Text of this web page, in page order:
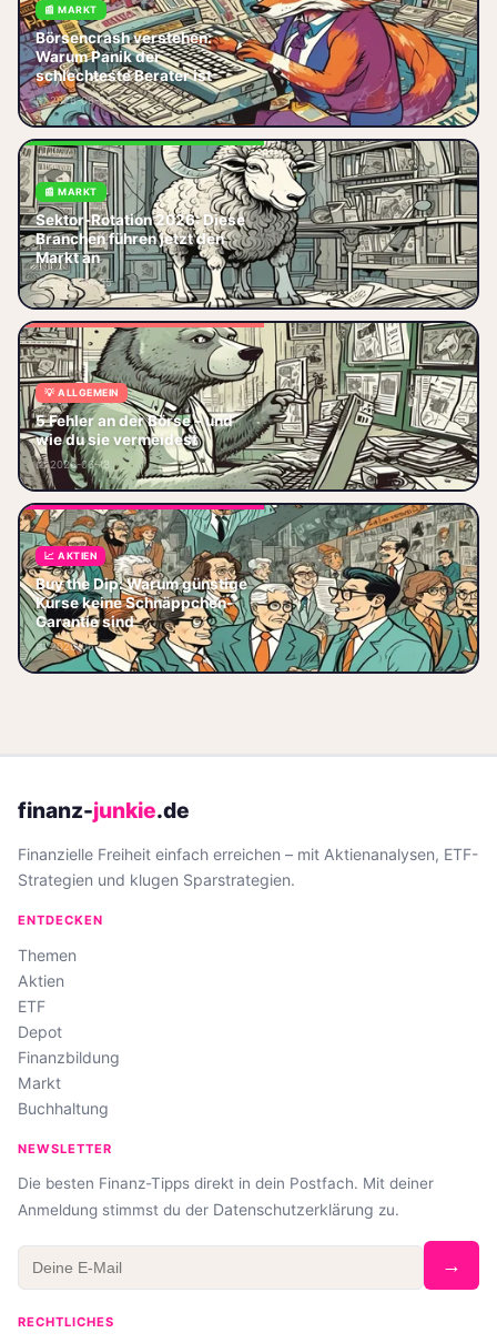
📰 MARKT
Börsencrash verstehen:
Warum Panik der
schlechteste Berater ist
📅 2026-06-05
Börsencrash verstehen: So
nutzen Sie Muster, Psychologie
& ETF-Strategien, um Panik zu
vermeiden und langfristig zu
📰 MARKT
Sektor-Rotation 2026: Diese
Branchen führen jetzt den
Markt an
📅 2026-06-05
Sektor-Rotation 2026: DAX bei
24 974 Punkten, NASDAQ
+2,3 % dank KI, Kupfer
9 450 USD/T (6‑Monats‑Tief) –
die Branchen,
💡 ALLGEMEIN
5 Fehler an der Börse – und
wie du sie vermeidest
📅 2026-06-13
5 Börsenfehler 2026: KI-Hype-
Falle, Zinswende-Panik,
Recency Bias, Neo-Broker-
Kosten – und wie Du sie
vermeidest.
📈 AKTIEN
Buy the Dip: Warum günstige
Kurse keine Schnäppchen-
Garantie sind
📅 2026-06-05
Buy the Dip: Lerne, wann
niedrige Kurse echte Chancen
sind und wie du Fehlkäufe
vermeidest – jetzt lesen und
klug invest
finanz-junkie.de
Finanzielle Freiheit einfach erreichen – mit Aktienanalysen, ETF-
Strategien und klugen Sparstrategien.
ENTDECKEN
Themen
Aktien
ETF
Depot
Finanzbildung
Markt
Buchhaltung
NEWSLETTER
Die besten Finanz-Tipps direkt in dein Postfach. Mit deiner
Anmeldung stimmst du der Datenschutzerklärung zu.
→
RECHTLICHES